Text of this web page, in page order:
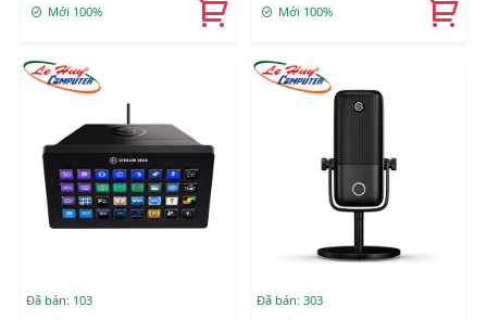
Mới 100% Mới 100%
Đã bán: 103 Đã bán: 303